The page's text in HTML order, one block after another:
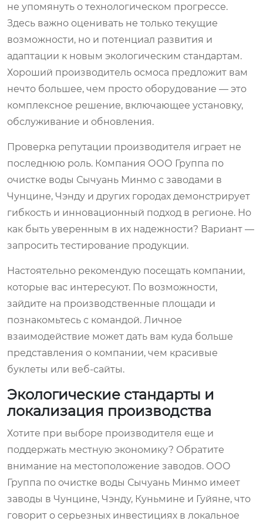
не упомянуть о технологическом прогрессе.
Здесь важно оценивать не только текущие
возможности, но и потенциал развития и
адаптации к новым экологическим стандартам.
Хороший производитель осмоса предложит вам
нечто большее, чем просто оборудование — это
комплексное решение, включающее установку,
обслуживание и обновления.
Проверка репутации производителя играет не
последнюю роль. Компания ООО Группа по
очистке воды Сычуань Минмо с заводами в
Чунцине, Чэнду и других городах демонстрирует
гибкость и инновационный подход в регионе. Но
как быть уверенным в их надежности? Вариант —
запросить тестирование продукции.
Настоятельно рекомендую посещать компании,
которые вас интересуют. По возможности,
зайдите на производственные площади и
познакомьтесь с командой. Личное
взаимодействие может дать вам куда больше
представления о компании, чем красивые
буклеты или веб-сайты.
Экологические стандарты и
локализация производства
Хотите при выборе производителя еще и
поддержать местную экономику? Обратите
внимание на местоположение заводов. ООО
Группа по очистке воды Сычуань Минмо имеет
заводы в Чунцине, Чэнду, Куньмине и Гуйяне, что
говорит о серьезных инвестициях в локальное